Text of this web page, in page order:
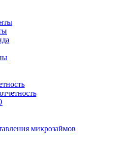
микрозаймов